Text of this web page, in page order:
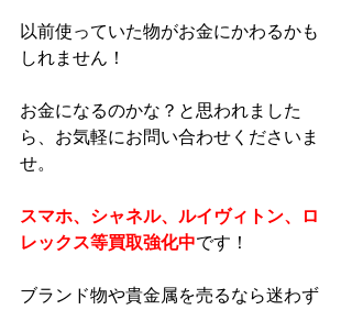
以前使っていた物がお金にかわるかも
しれません！
お金になるのかな？と思われました
ら、お気軽にお問い合わせくださいま
せ。
スマホ、シャネル、ルイヴィトン、ロ
レックス等買取強化中です！
ブランド物や貴金属を売るなら迷わず